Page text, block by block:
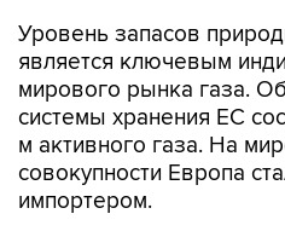
Уровень запасов
является ключевым
мирового рынка газа.
системы хранения ЕС
м активного газа. На
совокупности Европа
импортером.